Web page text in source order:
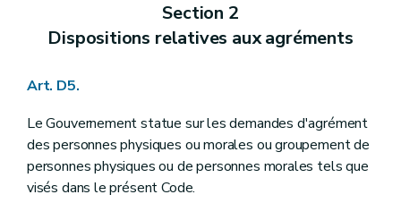
Sous-section 1/1 ("Les centres régionaux de Référence et d'Expérimentation" - Décret-programme du 17 juillet 2018, art. 357)
Art. 386/1
Art. 386/2
Art. D389
Titre XIII Le contrôle et la recherche des infractions
Chapitre Ier
Le contrôle
Section 1re
Les agents
Art. D390
Section 2
Section 2
Dispositions relatives aux agréments
Art. D5.
Le Gouvernement statue sur les demandes d'agrément
des personnes physiques ou morales ou groupement de
personnes physiques ou de personnes morales tels que
visés dans le présent Code.